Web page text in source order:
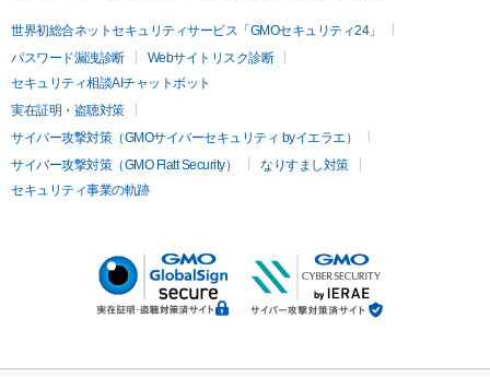
世界初総合ネットセキュリティサービス「GMOセキュリティ24」
パスワード漏洩診断
Webサイトリスク診断
セキュリティ相談AIチャットボット
実在証明・盗聴対策
サイバー攻撃対策（GMOサイバーセキュリティ byイエラエ）
サイバー攻撃対策（GMO Flatt Security）
なりすまし対策
セキュリティ事業の軌跡